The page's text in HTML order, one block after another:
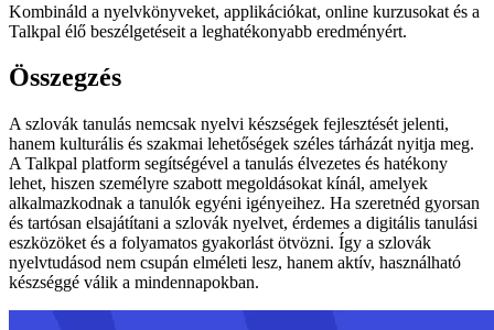
Kombináld a nyelvkönyveket, applikációkat, online kurzusokat és a
Talkpal élő beszélgetéseit a leghatékonyabb eredményért.
Összegzés
A szlovák tanulás nemcsak nyelvi készségek fejlesztését jelenti,
hanem kulturális és szakmai lehetőségek széles tárházát nyitja meg.
A Talkpal platform segítségével a tanulás élvezetes és hatékony
lehet, hiszen személyre szabott megoldásokat kínál, amelyek
alkalmazkodnak a tanulók egyéni igényeihez. Ha szeretnéd gyorsan
és tartósan elsajátítani a szlovák nyelvet, érdemes a digitális tanulási
eszközöket és a folyamatos gyakorlást ötvözni. Így a szlovák
nyelvtudásod nem csupán elméleti lesz, hanem aktív, használható
készséggé válik a mindennapokban.